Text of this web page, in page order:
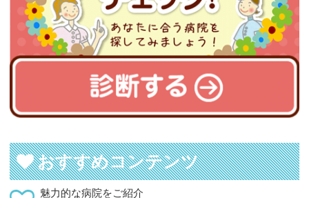
おすすめコンテンツ
魅力的な病院をご紹介